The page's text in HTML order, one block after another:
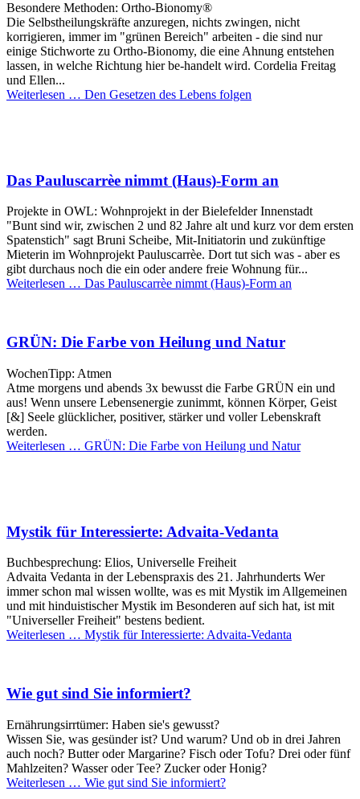
Besondere Methoden: Ortho-Bionomy®
Die Selbstheilungskräfte anzuregen, nichts zwingen, nicht
korrigieren, immer im "grünen Bereich" arbeiten - die sind nur
einige Stichworte zu Ortho-Bionomy, die eine Ahnung entstehen
lassen, in welche Richtung hier be-handelt wird. Cordelia Freitag
und Ellen...
Weiterlesen … Den Gesetzen des Lebens folgen
Das Pauluscarrèe nimmt (Haus)-Form an
Projekte in OWL: Wohnprojekt in der Bielefelder Innenstadt
"Bunt sind wir, zwischen 2 und 82 Jahre alt und kurz vor dem ersten
Spatenstich" sagt Bruni Scheibe, Mit-Initiatorin und zukünftige
Mieterin im Wohnprojekt Pauluscarrèe. Dort tut sich was - aber es
gibt durchaus noch die ein oder andere freie Wohnung für...
Weiterlesen … Das Pauluscarrèe nimmt (Haus)-Form an
GRÜN: Die Farbe von Heilung und Natur
WochenTipp: Atmen
Atme morgens und abends 3x bewusst die Farbe GRÜN ein und
aus! Wenn unsere Lebensenergie zunimmt, können Körper, Geist
[&] Seele glücklicher, positiver, stärker und voller Lebenskraft
werden.
Weiterlesen … GRÜN: Die Farbe von Heilung und Natur
Mystik für Interessierte: Advaita-Vedanta
Buchbesprechung: Elios, Universelle Freiheit
Advaita Vedanta in der Lebenspraxis des 21. Jahrhunderts Wer
immer schon mal wissen wollte, was es mit Mystik im Allgemeinen
und mit hinduistischer Mystik im Besonderen auf sich hat, ist mit
"Universeller Freiheit" bestens bedient.
Weiterlesen … Mystik für Interessierte: Advaita-Vedanta
Wie gut sind Sie informiert?
Ernährungsirrtümer: Haben sie's gewusst?
Wissen Sie, was gesünder ist? Und warum? Und ob in drei Jahren
auch noch? Butter oder Margarine? Fisch oder Tofu? Drei oder fünf
Mahlzeiten? Wasser oder Tee? Zucker oder Honig?
Weiterlesen … Wie gut sind Sie informiert?